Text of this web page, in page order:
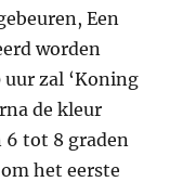
Een
worden
zal ‘Koning
de kleur
6 tot 8 graden
het eerste